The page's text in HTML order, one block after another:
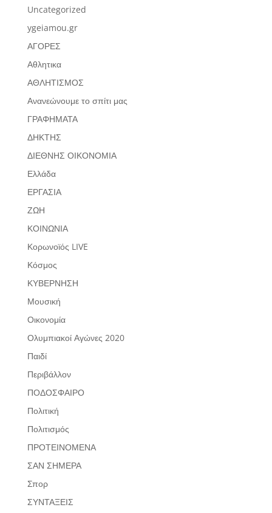
Uncategorized
ygeiamou.gr
ΑΓΟΡΕΣ
Αθλητικα
ΑΘΛΗΤΙΣΜΟΣ
Ανανεώνουμε το σπίτι μας
ΓΡΑΦΗΜΑΤΑ
ΔΗΚΤΗΣ
ΔΙΕΘΝΗΣ ΟΙΚΟΝΟΜΙΑ
Ελλάδα
ΕΡΓΑΣΙΑ
ΖΩΗ
ΚΟΙΝΩΝΙΑ
Κορωνοϊός LIVE
Κόσμος
ΚΥΒΕΡΝΗΣΗ
Μουσική
Οικονομία
Ολυμπιακοί Αγώνες 2020
Παιδί
Περιβάλλον
ΠΟΔΟΣΦΑΙΡΟ
Πολιτική
Πολιτισμός
ΠΡΟΤΕΙΝΟΜΕΝΑ
ΣΑΝ ΣΗΜΕΡΑ
Σπορ
ΣΥΝΤΑΞΕΙΣ